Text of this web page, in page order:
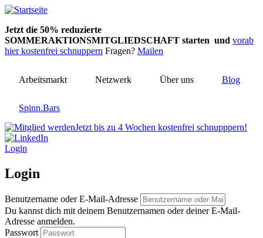
Direkt
Inhalt
Jetzt die 50% reduzierte
SOMMERAKTIONSMITGLIEDSCHAFT starten und vorab
hier kostenfrei schnuppern Fragen? Mailen
Arbeitsmarkt Netzwerk Über uns Blog
Spinn.Bars
Jetzt bis zu 4 Wochen kostenfrei schnupppern!
Login
Login
Benutzername oder E-Mail-Adresse
Du kannst dich mit deinem Benutzernamen oder deiner E-Mail-
Adresse anmelden.
Passwort